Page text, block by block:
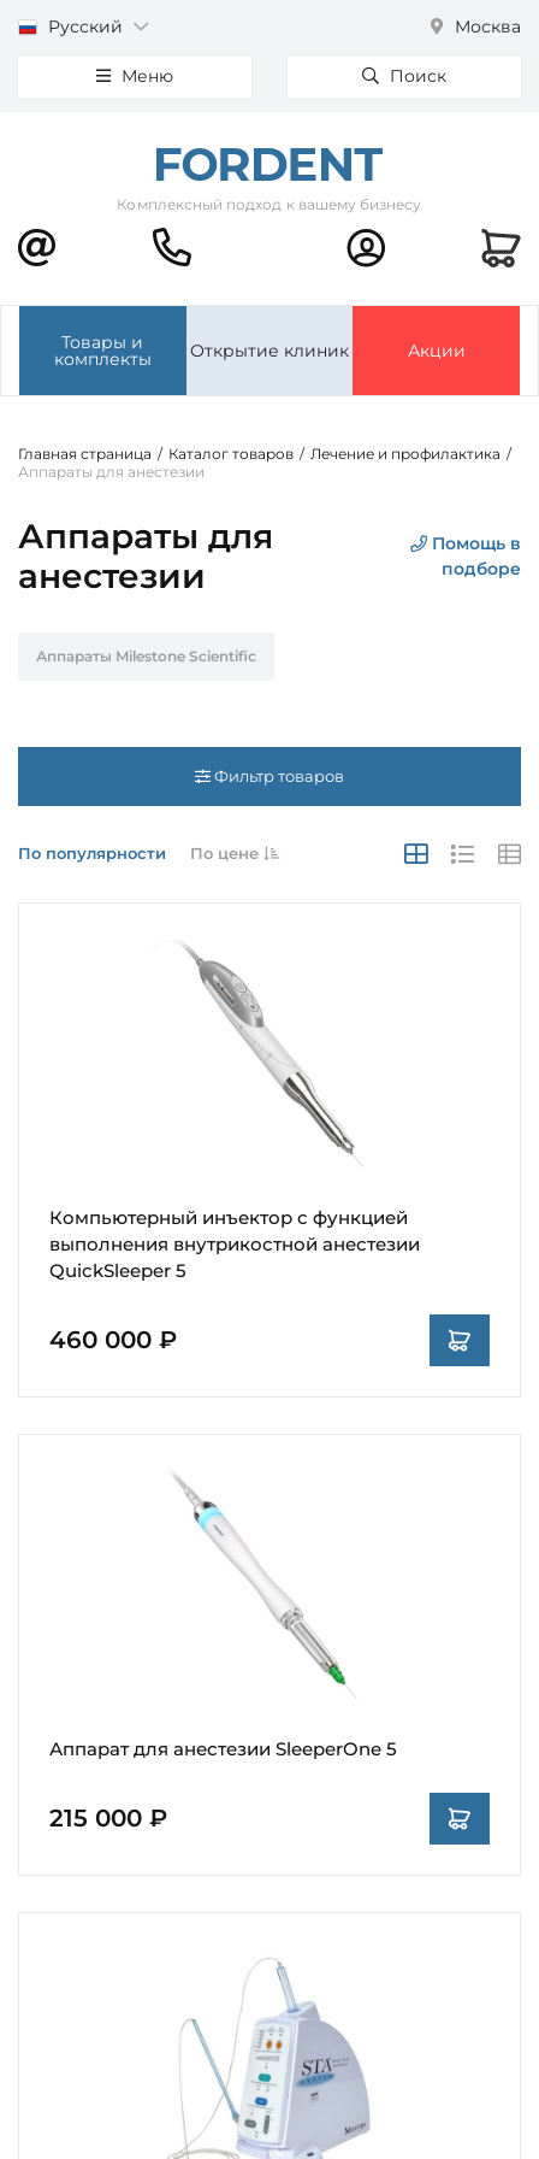
Русский Москва
Меню Поиск
Комплексный подход к вашему бизнесу
Товары и
комплекты Открытие клиник Акции
Главная страница / Каталог товаров / Лечение и профилактика /
Аппараты для анестезии
Аппараты для
анестезии
Помощь в
подборе
Аппараты Milestone Scientific
Фильтр товаров
По популярности По цене
Компьютерный инъектор с функцией
выполнения внутрикостной анестезии
QuickSleeper 5
460 000 ₽
Аппарат для анестезии SleeperOne 5
215 000 ₽